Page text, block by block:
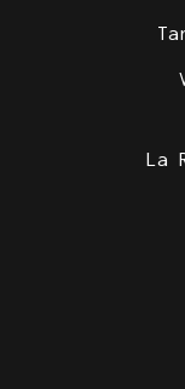
La